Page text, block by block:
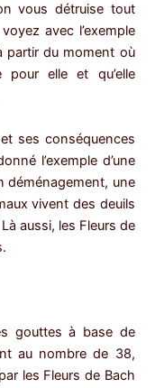
vous détruise tout
avec l’exemple
partir du moment où
elle et qu’elle
ses conséquences
l’exemple d’une
déménagement, une
vivent des deuils
aussi, les Fleurs de
gouttes à base de
au nombre de 38,
les Fleurs de Bach